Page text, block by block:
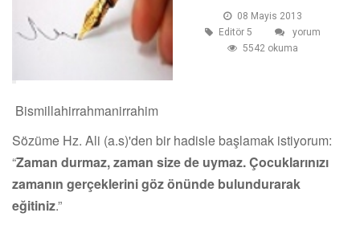
08 Mayis 2013
Editör 5
yorum
5542 okuma
Bismillahirrahmanirrahim
Sözüme Hz. Ali (a.s)'den bir hadisle başlamak istiyorum:
“Zaman durmaz, zaman size de uymaz. Çocuklarınızı
zamanın gerçeklerini göz önünde bulundurarak
eğitiniz.”